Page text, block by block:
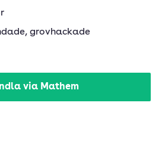
grovhackade
via Mathem